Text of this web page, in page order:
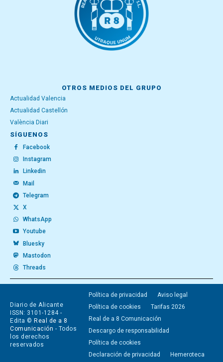
OTROS MEDIOS DEL GRUPO
Actualidad Valencia
Actualidad Castellón
València Diari
SÍGUENOS
Facebook
Instagram
Linkedin
Mail
Telegram
X
WhatsApp
Youtube
Bluesky
Mastodon
Threads
Diario de Alicante
ISSN: 3101-1284 -
Edita © Real de a 8
Comunicación - Todos
los derechos
reservados
Política de privacidad
Aviso legal
Política de cookies
Tarifas 2026
Real de a 8 Comunicación
Descargo de responsabilidad
Política de cookies
Declaración de privacidad
Hemeroteca